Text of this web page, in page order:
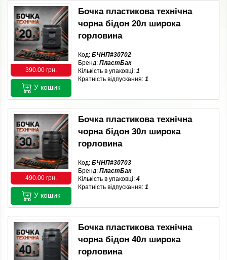
390.00 грн.
Бочка пластикова технічна
чорна бідон 20л широка
горловина
Код: БЧНП#30702
Бренд: ПластБак
Кількість в упаковці: 1
Кратність відпускання: 1
У кошик
490.00 грн.
Бочка пластикова технічна
чорна бідон 30л широка
горловина
Код: БЧНП#30703
Бренд: ПластБак
Кількість в упаковці: 4
Кратність відпускання: 1
У кошик
Бочка пластикова технічна
чорна бідон 40л широка
горловина